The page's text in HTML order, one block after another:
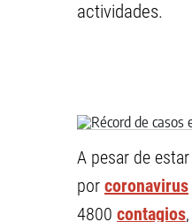
actividades.
A pesar de
por coronavirus
4800 contagios